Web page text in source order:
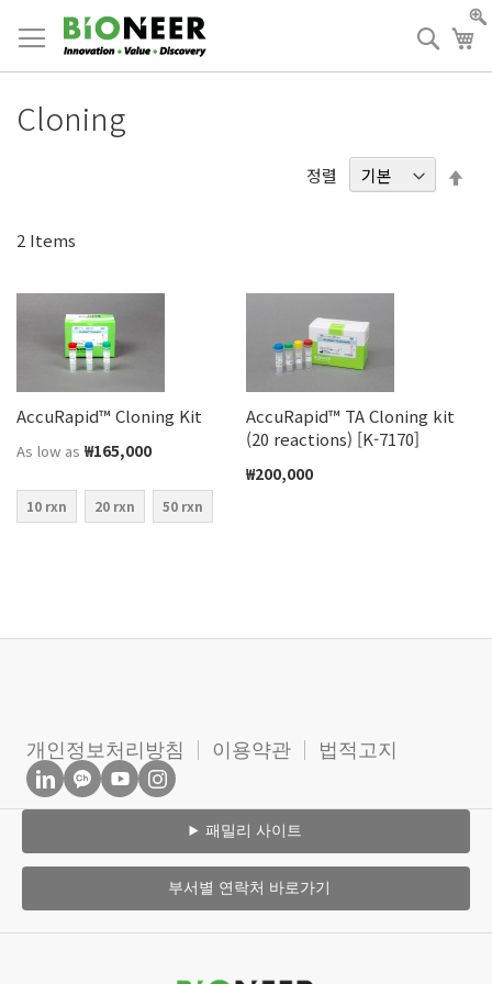
to
Content
검
색
Cloning
2 Items
정렬
AccuRapid™ Cloning Kit
As low as ₩165,000
10 rxn 20 rxn 50 rxn
AccuRapid™ TA Cloning kit
(20 reactions) [K-7170]
₩200,000
개인정보처리방침 이용약관 법적고지
패밀리 사이트
부서별 연락처 바로가기